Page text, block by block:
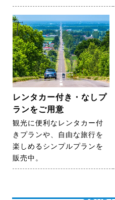
レンタカー付き・なしプ
ランをご用意
観光に便利なレンタカー付
きプランや、自由な旅行を
楽しめるシンプルプランを
販売中。